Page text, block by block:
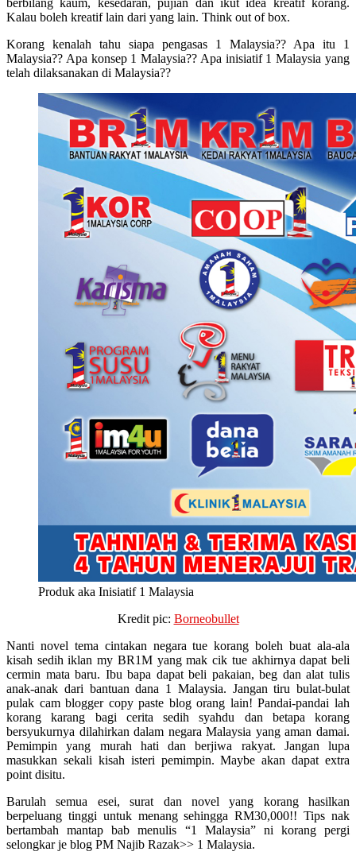
Kalau boleh kreatif lain dari yang lain. Think out of box.
Korang kenalah tahu siapa pengasas 1 Malaysia?? Apa itu 1
Malaysia?? Apa konsep 1 Malaysia?? Apa inisiatif 1 Malaysia yang
telah dilaksanakan di Malaysia??
Produk aka Inisiatif 1 Malaysia
Kredit pic: Borneobullet
Nanti novel tema cintakan negara tue korang boleh buat ala-ala
kisah sedih iklan my BR1M yang mak cik tue akhirnya dapat beli
cermin mata baru. Ibu bapa dapat beli pakaian, beg dan alat tulis
anak-anak dari bantuan dana 1 Malaysia. Jangan tiru bulat-bulat
pulak cam blogger copy paste blog orang lain! Pandai-pandai lah
korang karang bagi cerita sedih syahdu dan betapa korang
bersyukurnya dilahirkan dalam negara Malaysia yang aman damai.
Pemimpin yang murah hati dan berjiwa rakyat. Jangan lupa
masukkan sekali kisah isteri pemimpin. Maybe akan dapat extra
point disitu.
Barulah semua esei, surat dan novel yang korang hasilkan
berpeluang tinggi untuk menang sehingga RM30,000!! Tips nak
bertambah mantap bab menulis “1 Malaysia” ni korang pergi
selongkar je blog PM Najib Razak>> 1 Malaysia.